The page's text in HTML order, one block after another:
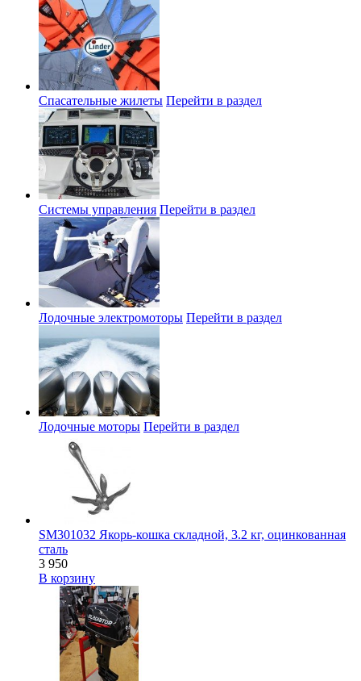
Спасательные жилеты Перейти в раздел
Системы управления Перейти в раздел
Лодочные электромоторы Перейти в раздел
Лодочные моторы Перейти в раздел
SM301032 Якорь-кошка складной, 3.2 кг, оцинкованная
сталь
3 950
В корзину